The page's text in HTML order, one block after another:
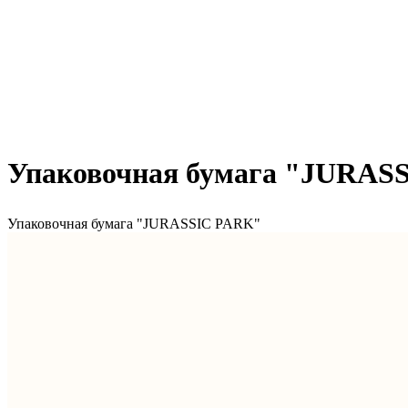
Упаковочная бумага
Упаковочная бумага "JURASSIC PARK"